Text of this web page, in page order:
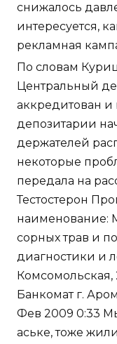
снижалось
интересуется,
рекламная
По словам
Центральный
аккредитован
депозитарии
держателей
некоторые
передала на
Тестостерон
наименование:
сорных трав и
диагностики и
Комсомольская,
Банкомат г.
Фев 2009 0:33
аське, тоже